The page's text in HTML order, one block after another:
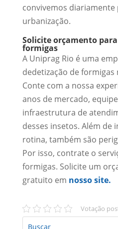
convivemos diariamente
urbanização.
Solicite orçamento
formigas
A Uniprag Rio é uma
dedetização de formigas
Conte com a nossa
anos de mercado,
infraestrutura de
desses insetos. Além de
rotina, também são
Por isso, contrate o
formigas. Solicite um
gratuito em nosso site.
Votação